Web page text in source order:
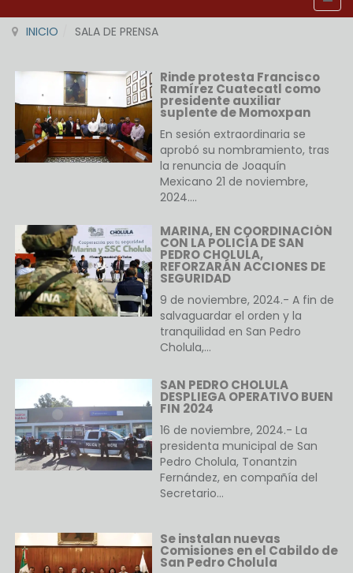
INICIO SALA DE PRENSA
Rinde protesta Francisco
Ramírez Cuatecatl como
presidente auxiliar
suplente de Momoxpan
En sesión extraordinaria se
aprobó su nombramiento, tras
la renuncia de Joaquín
Mexicano 21 de noviembre,
2024.…
MARINA, EN COORDINACIÓN
CON LA POLICÍA DE SAN
PEDRO CHOLULA,
REFORZARÁN ACCIONES DE
SEGURIDAD
9 de noviembre, 2024.- A fin de
salvaguardar el orden y la
tranquilidad en San Pedro
Cholula,…
SAN PEDRO CHOLULA
DESPLIEGA OPERATIVO BUEN
FIN 2024
16 de noviembre, 2024.- La
presidenta municipal de San
Pedro Cholula, Tonantzin
Fernández, en compañía del
Secretario…
Se instalan nuevas
Comisiones en el Cabildo de
San Pedro Cholula